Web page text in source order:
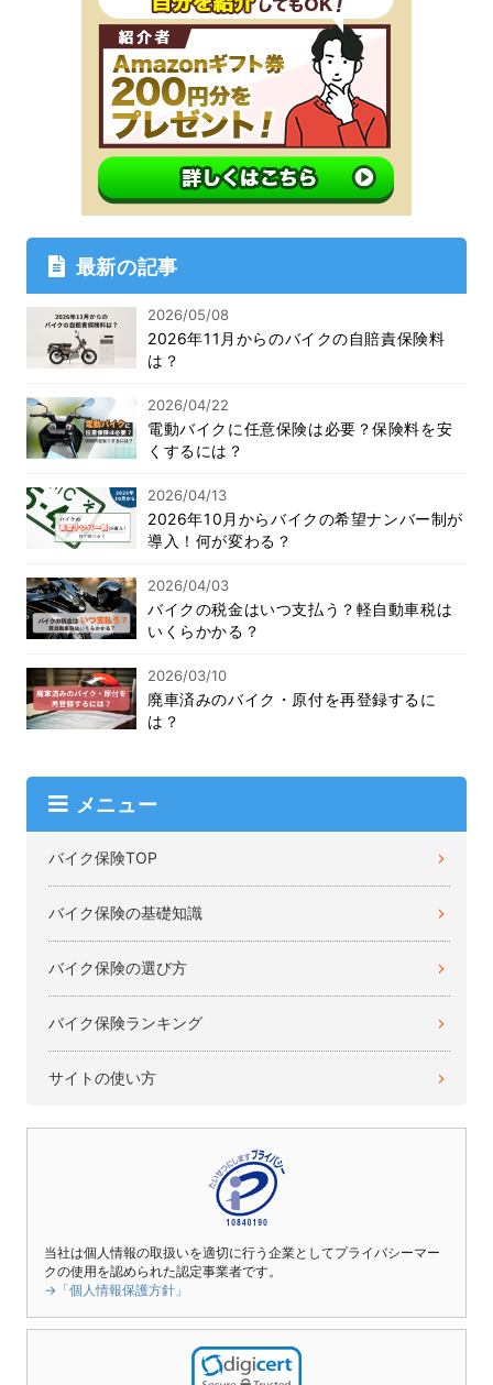
最新の記事
2026/05/08
2026年11月からのバイクの自賠責保険料
は？
2026/04/22
電動バイクに任意保険は必要？保険料を安
くするには？
2026/04/13
2026年10月からバイクの希望ナンバー制が
導入！何が変わる？
2026/04/03
バイクの税金はいつ支払う？軽自動車税は
いくらかかる？
2026/03/10
廃車済みのバイク・原付を再登録するに
は？
メニュー
バイク保険TOP
バイク保険の基礎知識
バイク保険の選び方
バイク保険ランキング
サイトの使い方
当社は個人情報の取扱いを適切に行う企業としてプライバシーマー
クの使用を認められた認定事業者です。
→「個人情報保護方針」